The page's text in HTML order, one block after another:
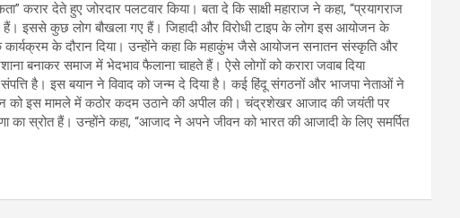
करार देते हुए जोरदार पलटवार किया। बता दे कि साक्षी महाराज ने कहा, “प्रयागराज
इससे कुछ लोग बौखला गए हैं। जिहादी और विरोधी टाइप के लोग इस आयोजन के
के दौरान दिया। उन्होंने कहा कि महाकुंभ जैसे आयोजन सनातन संस्कृति और
बनाकर समाज में भेदभाव फैलाना चाहते हैं। ऐसे लोगों को करारा जवाब दिया
संपत्ति है। इस बयान ने विवाद को जन्म दे दिया है। कई हिंदू संगठनों और भाजपा नेताओं ने
को इस मामले में कठोर कदम उठाने की अपील की। चंद्रशेखर आजाद की जयंती पर
का स्रोत हैं। उन्होंने कहा, “आजाद ने अपने जीवन को भारत की आजादी के लिए समर्पित